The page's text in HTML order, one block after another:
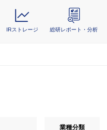
IRストレージ 総研レポート・分析
業種分類